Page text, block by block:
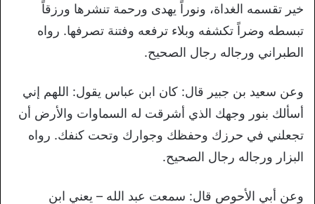
خير تقسمه الغداة، ونوراً يهدى ورحمة تنشرها ورزقاً
تبسطه وضراً تكشفه وبلاء ترفعه وفتنة تصرفها‏.‏ رواه
الطبراني ورجاله رجال الصحيح‏.‏
وعن سعيد بن جبير قال‏:‏ كان ابن عباس يقول‏:‏ اللهم إني
أسألك بنور وجهك الذي أشرقت له السماوات والأرض أن
تجعلني في حرزك وحفظك وجوارك وتحت كنفك‏.‏ رواه
البزار ورجاله رجال الصحيح‏.‏
وعن أبي الأحوص قال‏:‏ سمعت عبد الله – يعني ابن